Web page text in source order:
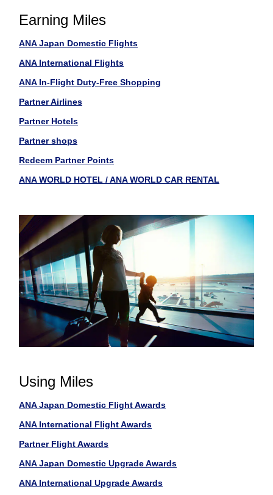
Earning Miles
ANA Japan Domestic Flights
ANA International Flights
ANA In-Flight Duty-Free Shopping
Partner Airlines
Partner Hotels
Partner shops
Redeem Partner Points
ANA WORLD HOTEL / ANA WORLD CAR RENTAL
Using Miles
ANA Japan Domestic Flight Awards
ANA International Flight Awards
Partner Flight Awards
ANA Japan Domestic Upgrade Awards
ANA International Upgrade Awards